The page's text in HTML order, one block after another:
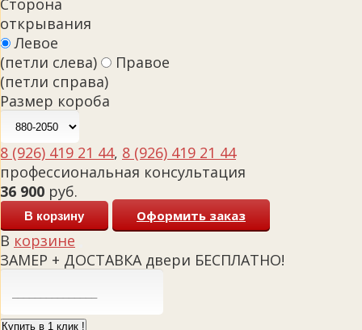
Сторона
открывания
Левое
(петли слева)
Правое
(петли справа)
Размер короба
8 (926) 419 21 44, 8 (926) 419 21 44
профессиональная консультация
36 900 руб.
В корзину Оформить заказ
В корзине
ЗАМЕР + ДОСТАВКА двери БЕСПЛАТНО!
Купить в 1 клик !